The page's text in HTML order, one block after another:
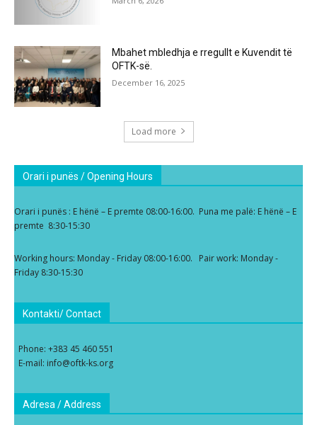
Mbahet mbledhja e rregullt e Kuvendit të
OFTK-së.
December 16, 2025
Load more
Orari i punës / Opening Hours
Orari i punës : E hënë – E premte 08:00-16:00. Puna me palë: E hënë – E
premte 8:30-15:30
Working hours: Monday - Friday 08:00-16:00. Pair work: Monday -
Friday 8:30-15:30
Kontakti/ Contact
Phone: +383 45 460 551
E-mail: info@oftk-ks.org
Adresa / Address